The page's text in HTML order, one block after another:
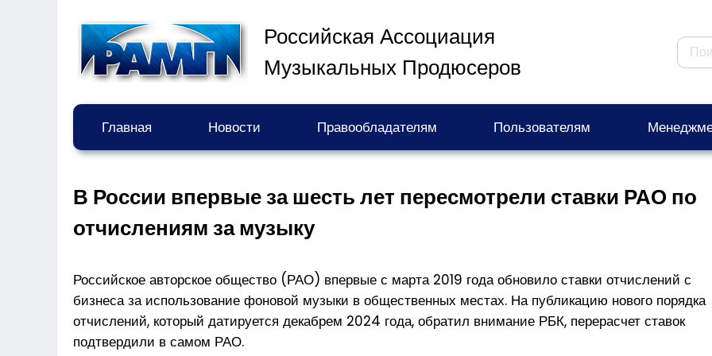
Российская Ассоциация
Музыкальных Продюсеров
Главная Новости Правообладателям Пользователям
В России впервые за шесть лет пересмотрели ставки РАО по
отчислениям за музыку
Российское авторское общество (РАО) впервые с марта 2019 года обновило ставки отчислений с
бизнеса за использование фоновой музыки в общественных местах. На публикацию нового порядка
отчислений, который датируется декабрем 2024 года, обратил внимание РБК, перерасчет ставок
подтвердили в самом РАО.